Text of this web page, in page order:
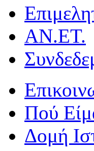
ΑΝ.ΕΤ.
Πού
Δομή